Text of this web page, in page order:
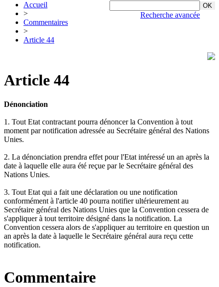
Recherche avancée
Accueil
>
Commentaires
>
Article 44
Article 44
Dénonciation
1. Tout Etat contractant pourra dénoncer la Convention à tout
moment par notification adressée au Secrétaire général des Nations
Unies.
2. La dénonciation prendra effet pour l'Etat intéressé un an après la
date à laquelle elle aura été reçue par le Secrétaire général des
Nations Unies.
3. Tout Etat qui a fait une déclaration ou une notification
conformément à l'article 40 pourra notifier ultérieurement au
Secrétaire général des Nations Unies que la Convention cessera de
s'appliquer à tout territoire désigné dans la notification. La
Convention cessera alors de s'appliquer au territoire en question un
an après la date à laquelle le Secrétaire général aura reçu cette
notification.
Commentaire